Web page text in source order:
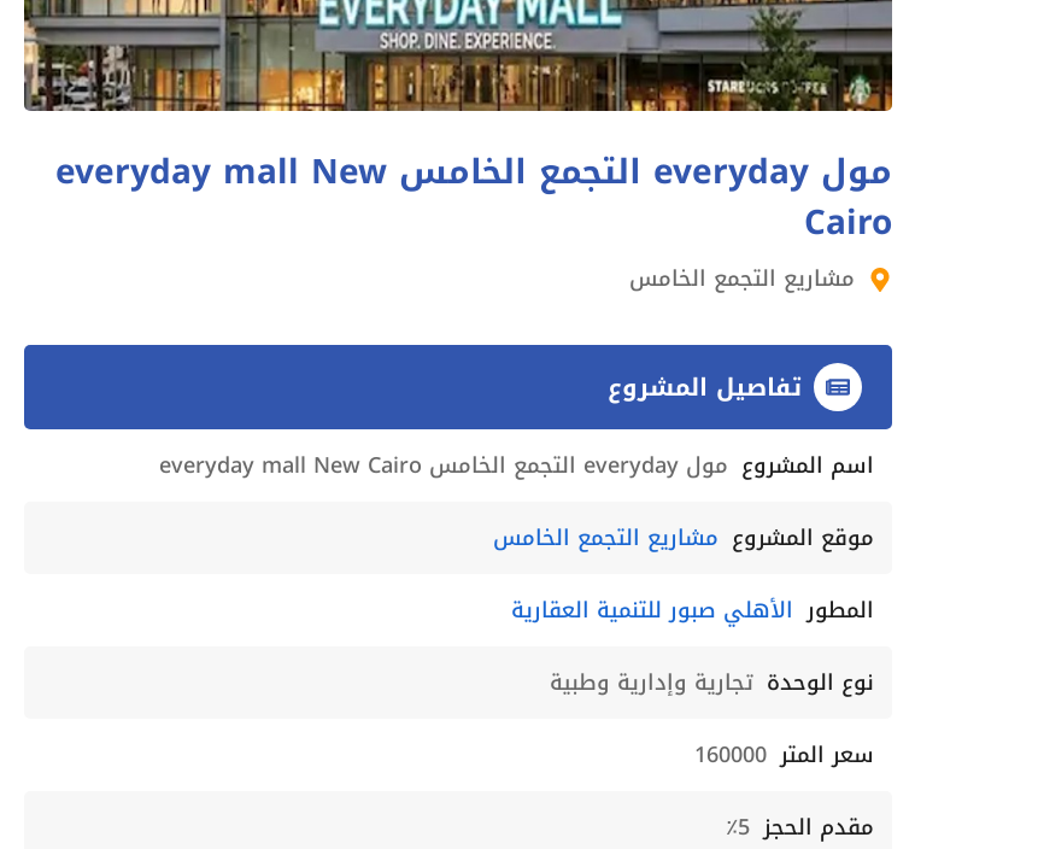
مول everyday التجمع الخامس everyday mall New
Cairo
مشاريع التجمع الخامس
تفاصيل المشروع
اسم المشروع مول everyday التجمع الخامس everyday mall New Cairo
موقع المشروع مشاريع التجمع الخامس
المطور الأهلي صبور للتنمية العقارية
نوع الوحدة تجارية وإدارية وطبية
سعر المتر 160000
مقدم الحجز 5٪